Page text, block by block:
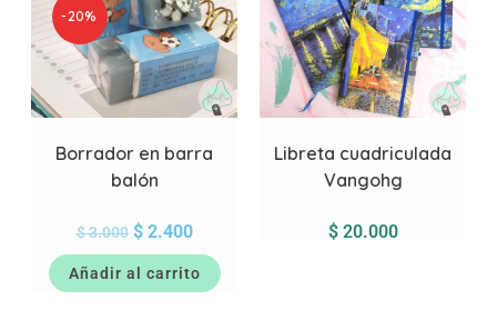
-20%
Borrador en barra
balón
$3.000 $2.400
Añadir al carrito
Libreta cuadriculada
Vangohg
$20.000